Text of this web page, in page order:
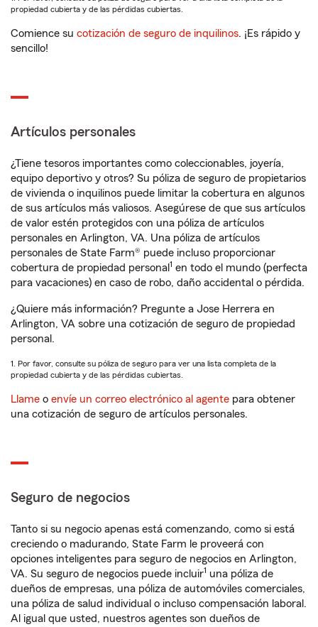
propiedad cubierta y de las pérdidas cubiertas.
Comience su cotización de seguro de inquilinos. ¡Es rápido y
sencillo!
Artículos personales
¿Tiene tesoros importantes como coleccionables, joyería,
equipo deportivo y otros? Su póliza de seguro de propietarios
de vivienda o inquilinos puede limitar la cobertura en algunos
de sus artículos más valiosos. Asegúrese de que sus artículos
de valor estén protegidos con una póliza de artículos
personales en Arlington, VA. Una póliza de artículos
personales de State Farm® puede incluso proporcionar
cobertura de propiedad personal 1 en todo el mundo (perfecta
para vacaciones) en caso de robo, daño accidental o pérdida.
¿Quiere más información? Pregunte a Jose Herrera en
Arlington, VA sobre una cotización de seguro de propiedad
personal.
1. Por favor, consulte su póliza de seguro para ver una lista completa de la
propiedad cubierta y de las pérdidas cubiertas.
Llame o envíe un correo electrónico al agente para obtener
una cotización de seguro de artículos personales.
Seguro de negocios
Tanto si su negocio apenas está comenzando, como si está
creciendo o madurando, State Farm le proveerá con
opciones inteligentes para seguro de negocios en Arlington,
VA. Su seguro de negocios puede incluir1 una póliza de
dueños de empresas, una póliza de automóviles comerciales,
una póliza de salud individual o incluso compensación laboral.
Al igual que usted, nuestros agentes son dueños de